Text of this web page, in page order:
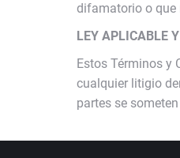
difamatorio o que
LEY APLICABLE
Estos Términos y
cualquier litigio
partes se